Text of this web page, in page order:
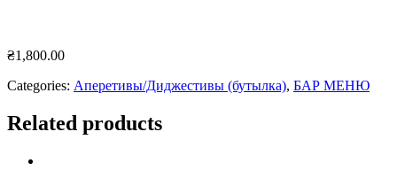
₴1,800.00
Categories: Аперетивы/Диджестивы (бутылка), БАР МЕНЮ
Related products